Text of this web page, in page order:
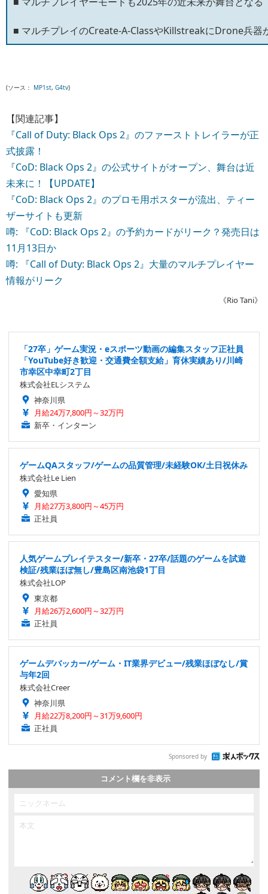
■ マルチプレイのCreate-A-ClassやKillstreakにDrone兵器
(ソース： MP1st, G4tv)
【関連記事】
『Call of Duty: Black Ops 2』のファーストトレイラーが正
式披露！
『CoD: Black Ops 2』の公式サイトがオープン、舞台は近
未来に！【UPDATE】
『CoD: Black Ops 2』のプロモ用ポスターが流出、ティー
ザーサイトも更新
噂: 『CoD: Black Ops 2』の予約カードがリーク？発売日は
11月13日か
噂: 『Call of Duty: Black Ops 2』大量のマルチプレイヤー
情報がリーク
《Rio Tani》
「27卒」ゲーム実況・eスポーツ動画の編集スタッフ正社員
「YouTube好き歓迎・交通費全額支給」育休実績あり/川崎
市幸区中幸町2丁目
株式会社ELシステム
神奈川県
月給24万7,800円～32万円
新卒・インターン
ゲームQAスタッフ/ゲームの品質管理/未経験OK/土日祝休み
株式会社Le Lien
愛知県
月給27万3,800円～45万円
正社員
人気ゲームプレイテスター/新卒・27卒/話題のゲームを試遊
検証/残業ほぼ無し/豊島区南池袋1丁目
株式会社LOP
東京都
月給26万2,600円～32万円
正社員
ゲームデバッカー/ゲーム・IT業界デビュー/残業ほぼなし/賞
与年2回
株式会社Creer
神奈川県
月給22万8,200円～31万9,600円
正社員
Sponsored by
コメント欄を非表示